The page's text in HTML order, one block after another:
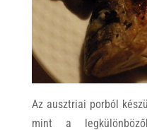
Az ausztriai porból
mint a